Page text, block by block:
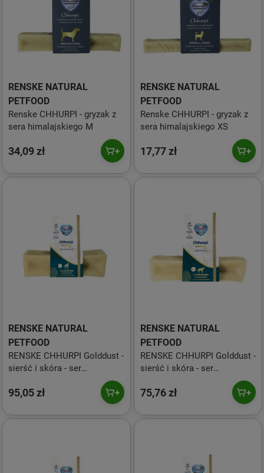
RENSKE NATURAL
PETFOOD
Renske CHHURPI - gryzak z
sera himalajskiego M
34,09 zł
RENSKE NATURAL
PETFOOD
Renske CHHURPI - gryzak z
sera himalajskiego XS
17,77 zł
RENSKE NATURAL
PETFOOD
RENSKE CHHURPI Golddust -
sierść i skóra - ser
himalajski dla psów (Gigant)
95,05 zł
RENSKE NATURAL
PETFOOD
RENSKE CHHURPI Golddust -
sierść i skóra - ser
himalajski dla psów (XL)
75,76 zł